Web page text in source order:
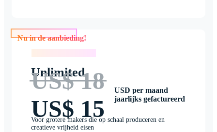
Nu in de aanbieding!
Unlimited
US$ 18
US$ 15
USD per maand
jaarlijks gefactureerd
Voor grotere makers die op schaal produceren en
creatieve vrijheid eisen